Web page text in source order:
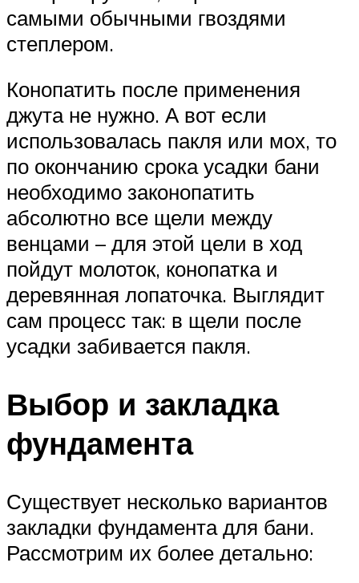
самыми обычными гвоздями
степлером.
Конопатить после применения
джута не нужно. А вот если
использовалась пакля или мох, то
по окончанию срока усадки бани
необходимо законопатить
абсолютно все щели между
венцами – для этой цели в ход
пойдут молоток, конопатка и
деревянная лопаточка. Выглядит
сам процесс так: в щели после
усадки забивается пакля.
Выбор и закладка
фундамента
Существует несколько вариантов
закладки фундамента для бани.
Рассмотрим их более детально: